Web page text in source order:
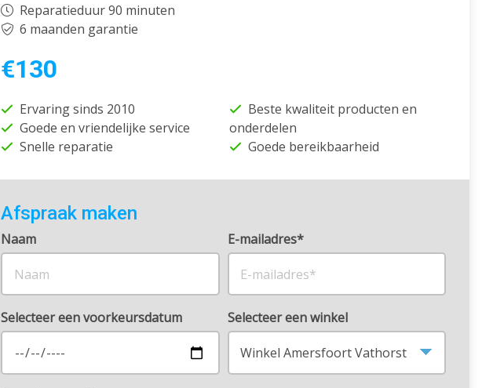
Reparatieduur 90 minuten
6 maanden garantie
€130
Ervaring sinds 2010
Goede en vriendelijke service
Snelle reparatie
Beste kwaliteit producten en
onderdelen
Goede bereikbaarheid
Afspraak maken
Naam E-mailadres*
Selecteer een voorkeursdatum Selecteer een winkel